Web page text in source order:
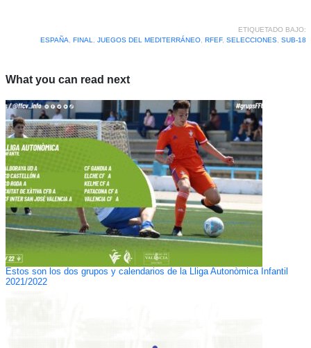
ETIQUETADO BAJO:
ESPAÑA, FINAL, JUEGOS DEL MEDITERRÁNEO, RFEF, SELECCIONES, SUB-18
What you can read next
Estos son los dos grupos y calendarios de la Lliga Autonòmica Infantil
2021/2022